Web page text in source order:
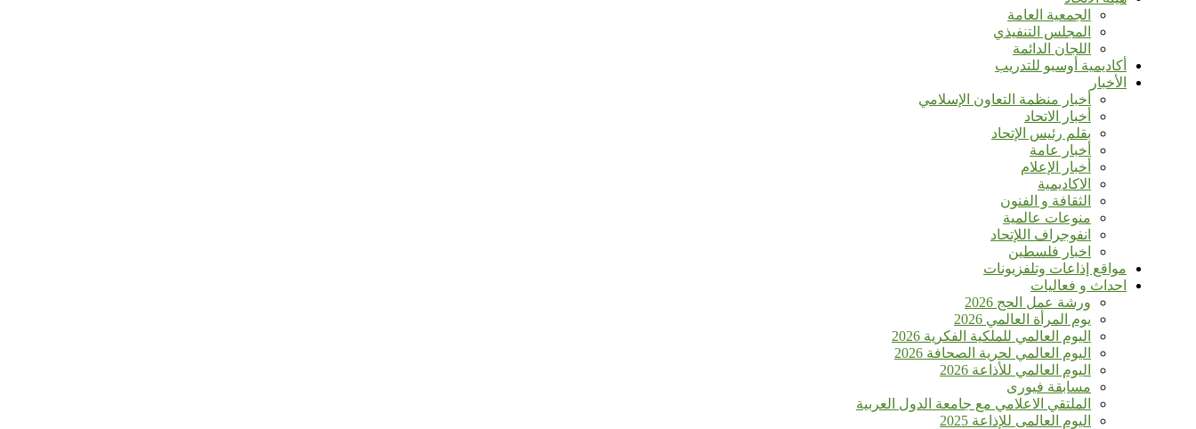
الجمعية العامة
المجلس التنفيذي
اللجان الدائمة
أكاديمية أوسبو للتدريب
الأخبار
أخبار منظمة التعاون الإسلامي
أخبار الاتحاد
بقلم رئيس الإتحاد
أخبار عامة
أخبار الإعلام
الاكاديمية
الثقافة و الفنون
منوعات عالمية
انفوجراف اللإتحاد
اخبار فلسطين
مواقع إذاعات وتلفزيونات
احداث و فعاليات
ورشة عمل الحج 2026
يوم المرأة العالمي 2026
اليوم العالمي للملكية الفكرية 2026
اليوم العالمي لحرية الصحافة 2026
اليوم العالمي للأذاعة 2026
مسابقة فيورى
الملتقي الاعلامي مع جامعة الدول العربية
اليوم العالمى للإذاعة 2025